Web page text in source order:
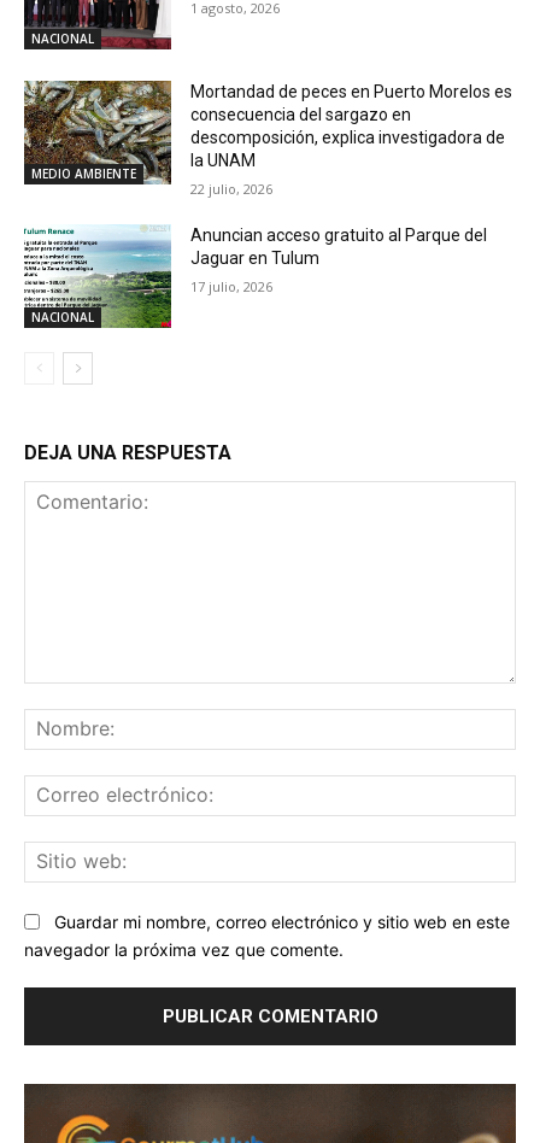
NACIONAL
1 agosto, 2026
MEDIO AMBIENTE
Mortandad de peces en Puerto Morelos es
consecuencia del sargazo en
descomposición, explica investigadora de
la UNAM
22 julio, 2026
NACIONAL
Anuncian acceso gratuito al Parque del
Jaguar en Tulum
17 julio, 2026
DEJA UNA RESPUESTA
Guardar mi nombre, correo electrónico y sitio web en este
navegador la próxima vez que comente.